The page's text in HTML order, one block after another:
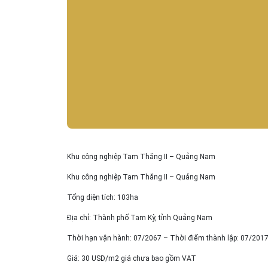
Khu công nghiệp Tam Thăng II – Quảng Nam
Khu công nghiệp Tam Thăng II – Quảng Nam
Tổng diện tích: 103ha
Địa chỉ: Thành phố Tam Kỳ, tỉnh Quảng Nam
Thời hạn vận hành: 07/2067 – Thời điểm thành lập: 07/2017
Giá: 30 USD/m2 giá chưa bao gồm VAT